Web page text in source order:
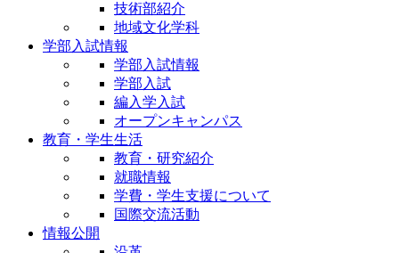
技術部紹介
地域文化学科
学部入試情報
学部入試情報
学部入試
編入学入試
オープンキャンパス
教育・学生生活
教育・研究紹介
就職情報
学費・学生支援について
国際交流活動
情報公開